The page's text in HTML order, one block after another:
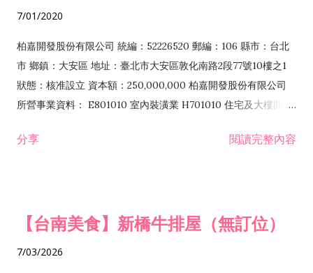
7/01/2020
柏嘉開發股份有限公司 統編：52226520 郵編：106 縣市：台北
市 鄉鎮：大安區 地址：臺北市大安區敦化南路2段77號10樓之1
狀態：核准設立 資本額：250,000,000 柏嘉開發股份有限公司
所營事業資料： E801010 室內裝潢業 H701010 住宅及大樓開發
發業 H703090 不動產買賣業 H703100 不動產租賃業 I503010
分享 閱讀完整內容
【台南美食】新橋牛排屋（無訂位）
7/03/2026